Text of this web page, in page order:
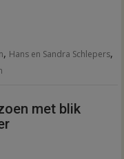
, Hans en Sandra Schlepers,
met blik